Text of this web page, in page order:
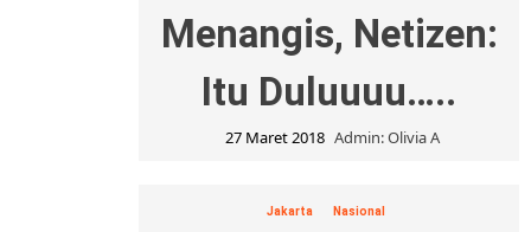
Menangis, Netizen:
Itu Duluuuu…..
27 Maret 2018 Admin: Olivia A
Jakarta Nasional